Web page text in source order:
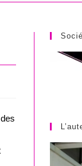
SEARCH